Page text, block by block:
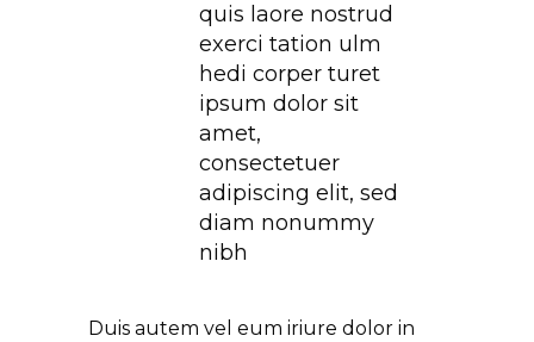
quis laore nostrud
exerci tation ulm
hedi corper turet
ipsum dolor sit
amet,
consectetuer
adipiscing elit, sed
diam nonummy
nibh
Duis autem vel eum iriure dolor in